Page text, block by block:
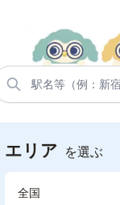
エリア を選ぶ
全国